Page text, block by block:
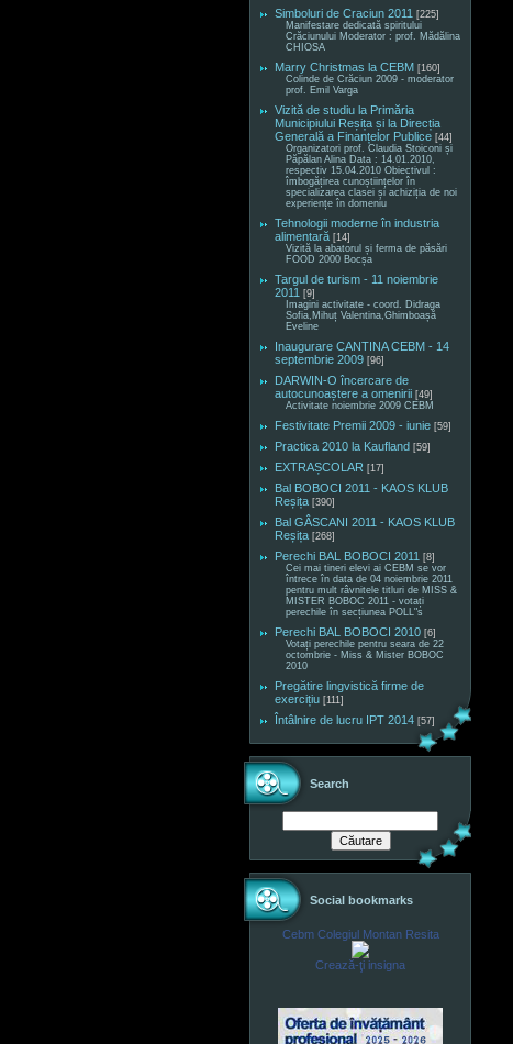
Simboluri de Craciun 2011 [225]
Manifestare dedicată spiritului
Crăciunului Moderator : prof. Mădălina
CHIOSA
Marry Christmas la CEBM [160]
Colinde de Crăciun 2009 - moderator
prof. Emil Varga
Vizită de studiu la Primăria
Municipiului Reșița și la Direcția
Generală a Finanțelor Publice [44]
Organizatori prof. Claudia Stoiconi și
Păpălan Alina Data : 14.01.2010,
respectiv 15.04.2010 Obiectivul :
îmbogățirea cunoștiințelor în
specializarea clasei și achiziția de noi
experiențe în domeniu
Tehnologii moderne în industria
alimentară [14]
Vizită la abatorul și ferma de păsări
FOOD 2000 Bocșa
Targul de turism - 11 noiembrie
2011 [9]
Imagini activitate - coord. Didraga
Sofia,Mihuț Valentina,Ghimboașă
Eveline
Inaugurare CANTINA CEBM - 14
septembrie 2009 [96]
DARWIN-O încercare de
autocunoaștere a omenirii [49]
Activitate noiembrie 2009 CEBM
Festivitate Premii 2009 - iunie [59]
Practica 2010 la Kaufland [59]
EXTRAȘCOLAR [17]
Bal BOBOCI 2011 - KAOS KLUB
Reșița [390]
Bal GÂSCANI 2011 - KAOS KLUB
Reșița [268]
Perechi BAL BOBOCI 2011 [8]
Cei mai tineri elevi ai CEBM se vor
întrece în data de 04 noiembrie 2011
pentru mult râvnitele titluri de MISS &
MISTER BOBOC 2011 - votați
perechile în secțiunea POLL"s
Perechi BAL BOBOCI 2010 [6]
Votați perechile pentru seara de 22
octombrie - Miss & Mister BOBOC
2010
Pregătire lingvistică firme de
exercițiu [111]
Întâlnire de lucru IPT 2014 [57]
Search
Social bookmarks
Cebm Colegiul Montan Resita
Crează-ţi insigna